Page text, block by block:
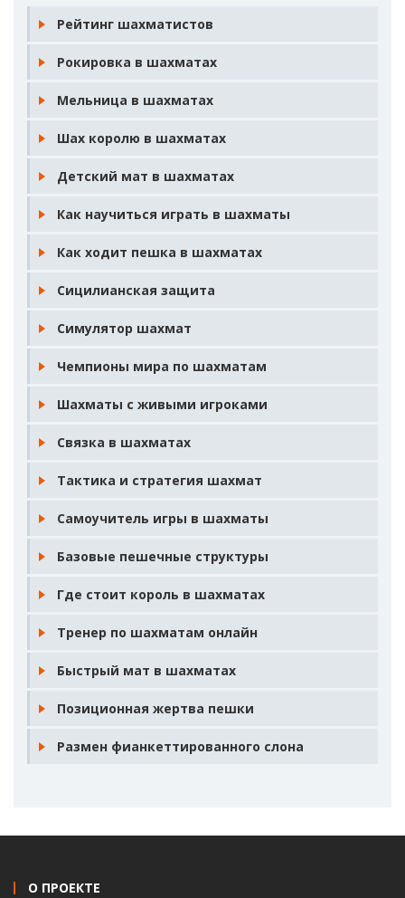
Рейтинг шахматистов
Рокировка в шахматах
Мельница в шахматах
Шах королю в шахматах
Детский мат в шахматах
Как научиться играть в шахматы
Как ходит пешка в шахматах
Сицилианская защита
Симулятор шахмат
Чемпионы мира по шахматам
Шахматы с живыми игроками
Связка в шахматах
Тактика и стратегия шахмат
Самоучитель игры в шахматы
Базовые пешечные структуры
Где стоит король в шахматах
Тренер по шахматам онлайн
Быстрый мат в шахматах
Позиционная жертва пешки
Размен фианкеттированного слона
О ПРОЕКТЕ